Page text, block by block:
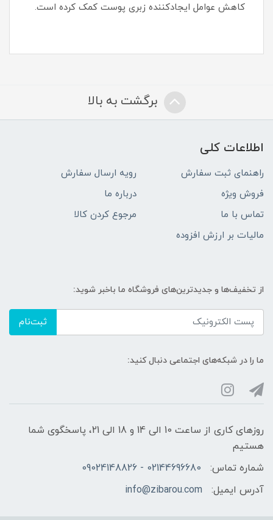
کاهش عوامل ایجادکننده زبری پوست کمک کرده است.
برگشت به بالا
اطلاعات کلی
راهنمای ثبت سفارش
رویه ارسال سفارش
فروش ویژه
درباره ما
تماس با ما
مرجوع کردن کالا
مالیات بر ارزش افزوده
از تخفیف‌ها و جدیدترین‌های فروشگاه ما باخبر شوید:
ثبت‌نام
ما را در شبکه‌های اجتماعی دنبال کنید:
روزهای کاری از ساعت 10 الی 14 و 18 الی 21، پاسخگوی شما
هستیم
شماره تماس:
02144696680 - 09024148826
آدرس ایمیل:
info@zibarou.com